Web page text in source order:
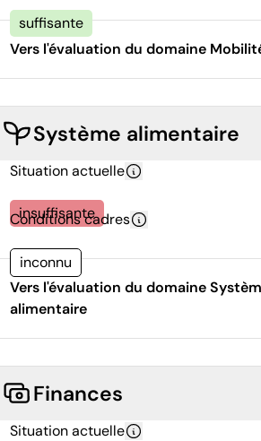
suffisante
Vers l'évaluation du domaine
Système alimentaire
Situation actuelle
insuffisante
Conditions cadres
inconnu
Vers l'évaluation du domaine
alimentaire
Finances
Situation actuelle